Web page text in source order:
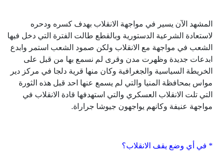
المشهد الآن يسير في مواجهة الانقلاب بهدف كسره ودحره
لاستعادة الشرعية الدستورية وبالقطع طالت الفترة التي دخل فيها
الشعب في مواجهة مع الانقلاب ولكن صمود الشعب استمر وابدع
ابدعات جديدة وظهرت مدن وقرى لم نسمع بها من قبل على
الخريطة السياسية والجغرافية وكان منها قرية دلجا في مركز دير
مواس بمحافظة المنيا والتي لم يسمع عنها احد قبل هذه الثورة
التي تلت الانقلاب العسكري والتي استهدفها قادة الانقلاب في
مواجهة عنيفة وكانهم يواجهون جيوشا جراراة.
* في أي وضع يقف الانقلاب؟